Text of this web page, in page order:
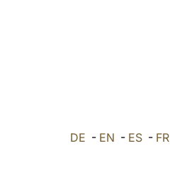
DE - EN - ES - FR